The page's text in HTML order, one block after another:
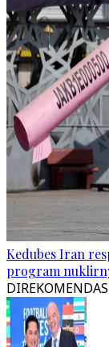
Kedubes Iran
program